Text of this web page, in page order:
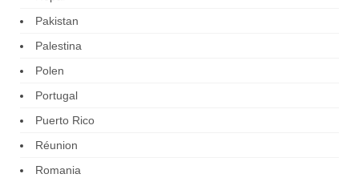
Pakistan
Palestina
Polen
Portugal
Puerto Rico
Réunion
Romania